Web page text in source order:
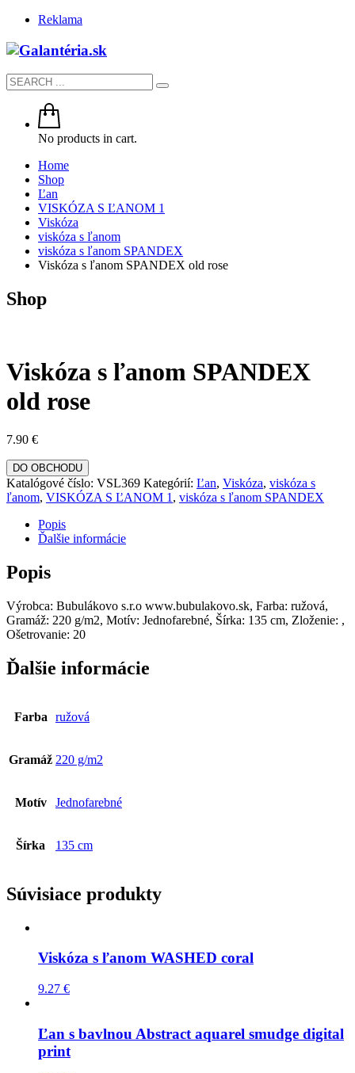
Reklama
No products in cart.
Home
Shop
Ľan
VISKÓZA S ĽANOM 1
Viskóza
viskóza s ľanom
viskóza s ľanom SPANDEX
Viskóza s ľanom SPANDEX old rose
Shop
Viskóza s ľanom SPANDEX
old rose
7.90 €
DO OBCHODU
Katalógové číslo: VSL369 Kategórií: Ľan, Viskóza, viskóza s
ľanom, VISKÓZA S ĽANOM 1 , viskóza s ľanom SPANDEX
Popis
Ďalšie informácie
Popis
Výrobca: Bubulákovo s.r.o www.bubulakovo.sk, Farba: ružová,
Gramáž: 220 g/m2, Motív: Jednofarebné, Šírka: 135 cm, Zloženie: ,
Ošetrovanie: 20
Ďalšie informácie
Farba ružová
Gramáž 220 g/m2
Motív Jednofarebné
Šírka 135 cm
Súvisiace produkty
Viskóza s ľanom WASHED coral
9.27 €
Ľan s bavlnou Abstract aquarel smudge digital
print